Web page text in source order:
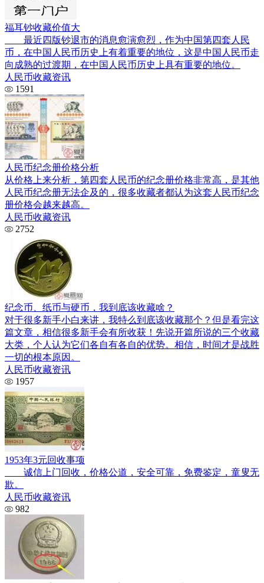
福耳钞收藏价值大
最近四版钞退市的消息愈演愈烈，作为中国第四套人民
币，在中国人民币历史上有着重要的地位，这是中国人民币走
向成熟的过渡期，在中国人民币历史上具有重要的地位。
人民币收藏资讯
1591
人民币纪念册价格分析
从价格上来分析，第四套人民币的纪念册价格非常高，是其他
人民币纪念册无法企及的，很多收藏者都认为这套人民币纪念
册价格会越来越高。
人民币收藏资讯
2752
纪念币、纸币与硬币，我到底该收藏啥？
对于很多新手小白来讲，我特么到底该收藏那个？但是看完这
篇文章，相信很多新手会有所收获！先说开篇所说的三个收藏
大类，个人认为它们各自有各自的优势。相信，时间才是战胜
一切的根本原因。
人民币收藏资讯
1957
1953年3元回收事项
诚信上门回收，价格公道，安全可靠，免费鉴定，童叟无
欺。
人民币收藏资讯
982